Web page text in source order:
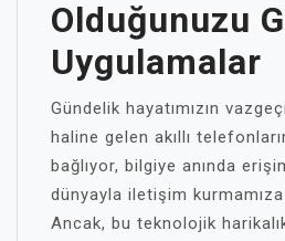
Olduğunuzu
Uygulamalar
Gündelik hayatımızın
haline gelen akıllı
bağlıyor, bilgiye anında
dünyayla iletişim
Ancak, bu teknolojik